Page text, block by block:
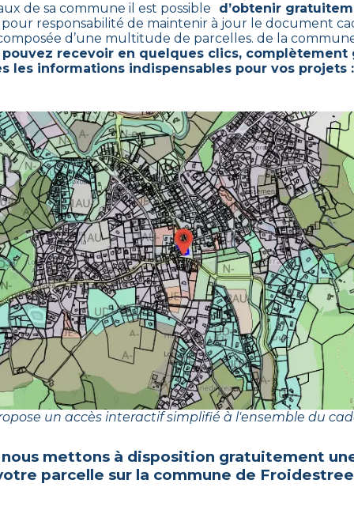
de sa commune il est possible d’obtenir
responsabilité de maintenir à jour le document
d’une multitude de parcelles. de la
recevoir en quelques clics,
les informations indispensables pour vos projets
un accès interactif simplifié à l'ensemble du
mettons à disposition gratuitement
parcelle sur la commune de